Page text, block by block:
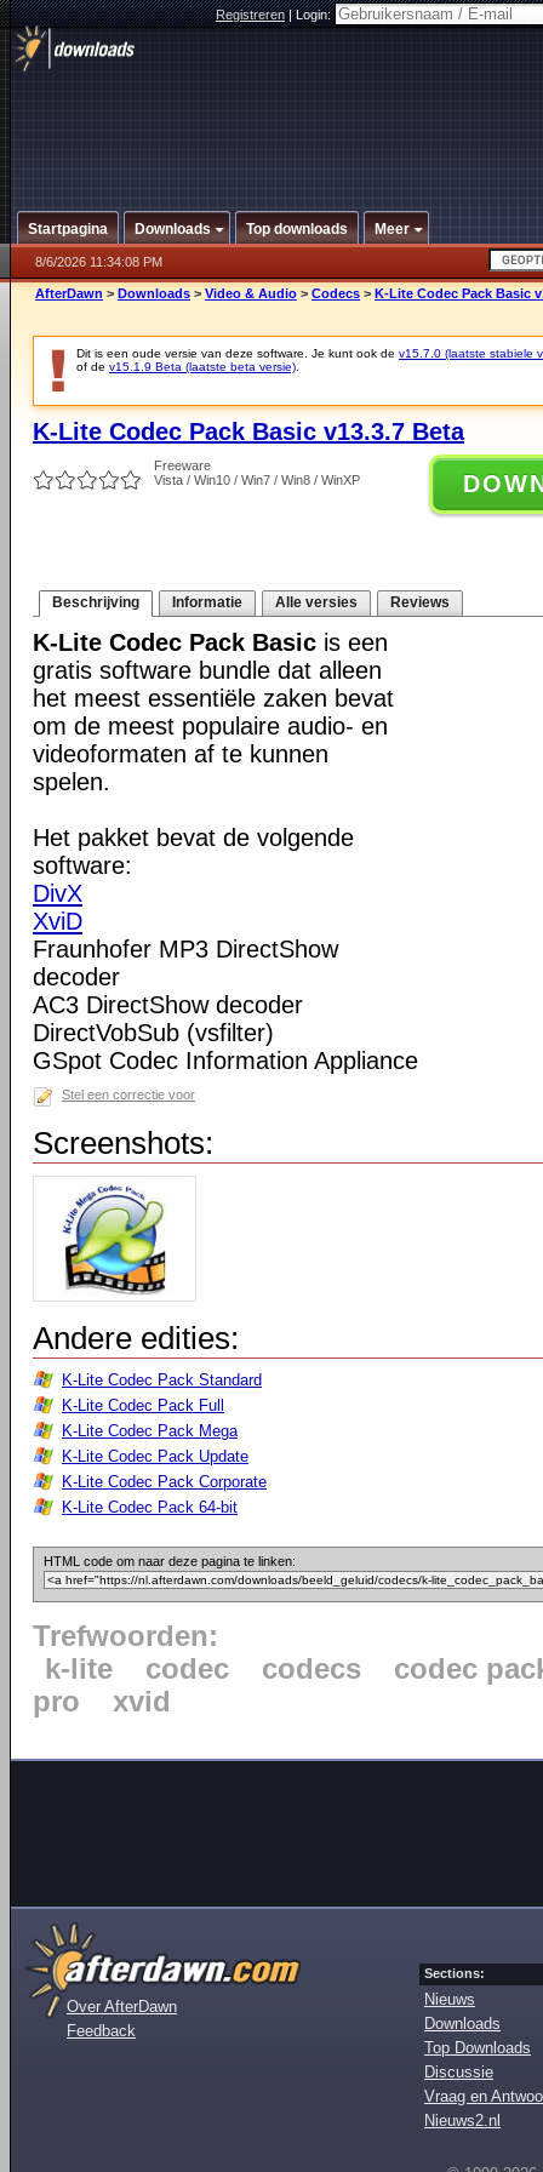
Registreren|Login:
Startpagina Downloads Top downloads Meer
8/6/2026 11:34:08 PM
AfterDawn > Downloads > Video & Audio > Codecs > K-Lite Codec Pack Basic
Dit is een oude versie van deze software. Je kunt ook de v15.7.0 (laatste stabiele
of de v15.1.9 Beta (laatste beta versie)
K-Lite Codec Pack Basic v13.3.7 Beta
Freeware
Vista / Win10 / Win7 / Win8 / WinXP
Beschrijving Informatie Alle versies Reviews
K-Lite Codec Pack Basic is een
gratis software bundle dat alleen
het meest essentiële zaken bevat
om de meest populaire audio- en
videoformaten af te kunnen
spelen.
Het pakket bevat de volgende
software:
DivX
XviD
Fraunhofer MP3 DirectShow
decoder
AC3 DirectShow decoder
DirectVobSub (vsfilter)
GSpot Codec Information Appliance
Stel een correctie voor
Screenshots:
Andere edities:
K-Lite Codec Pack Standard
K-Lite Codec Pack Full
K-Lite Codec Pack Mega
K-Lite Codec Pack Update
K-Lite Codec Pack Corporate
K-Lite Codec Pack 64-bit
HTML code om naar deze pagina te linken:
Trefwoorden:
k-lite
codec codecs
codec
pro
xvid
Over AfterDawn
Feedback
Sections:
Nieuws
Downloads
Top Downloads
Discussie
Vraag en
Nieuws2.nl